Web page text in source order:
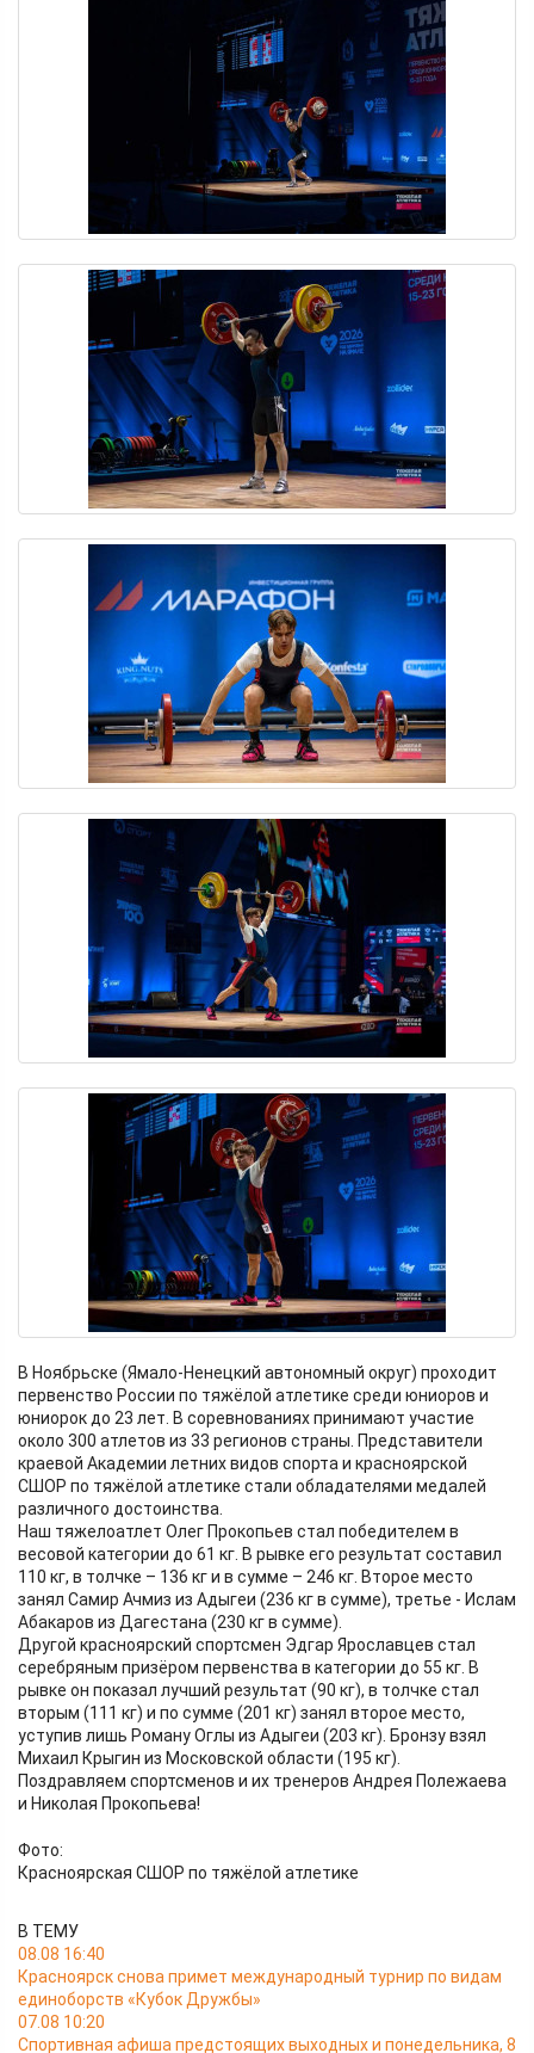
В Ноябрьске (Ямало-Ненецкий автономный округ) проходит
первенство России по тяжёлой атлетике среди юниоров и
юниорок до 23 лет. В соревнованиях принимают участие
около 300 атлетов из 33 регионов страны. Представители
краевой Академии летних видов спорта и красноярской
СШОР по тяжёлой атлетике стали обладателями медалей
различного достоинства.
Наш тяжелоатлет Олег Прокопьев стал победителем в
весовой категории до 61 кг. В рывке его результат составил
110 кг, в толчке – 136 кг и в сумме – 246 кг. Второе место
занял Самир Ачмиз из Адыгеи (236 кг в сумме), третье - Ислам
Абакаров из Дагестана (230 кг в сумме).
Другой красноярский спортсмен Эдгар Ярославцев стал
серебряным призёром первенства в категории до 55 кг. В
рывке он показал лучший результат (90 кг), в толчке стал
вторым (111 кг) и по сумме (201 кг) занял второе место,
уступив лишь Роману Оглы из Адыгеи (203 кг). Бронзу взял
Михаил Крыгин из Московской области (195 кг).
Поздравляем спортсменов и их тренеров Андрея Полежаева
и Николая Прокопьева!
Фото:
Красноярская СШОР по тяжёлой атлетике
В ТЕМУ
08.08 16:40
Красноярск снова примет международный турнир по видам
единоборств «Кубок Дружбы»
07.08 10:20
Спортивная афиша предстоящих выходных и понедельника, 8